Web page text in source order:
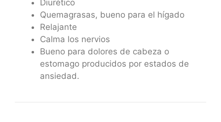
Diurético
Quemagrasas, bueno para el hígado
Relajante
Calma los nervios
Bueno para dolores de cabeza o
estomago producidos por estados de
ansiedad.